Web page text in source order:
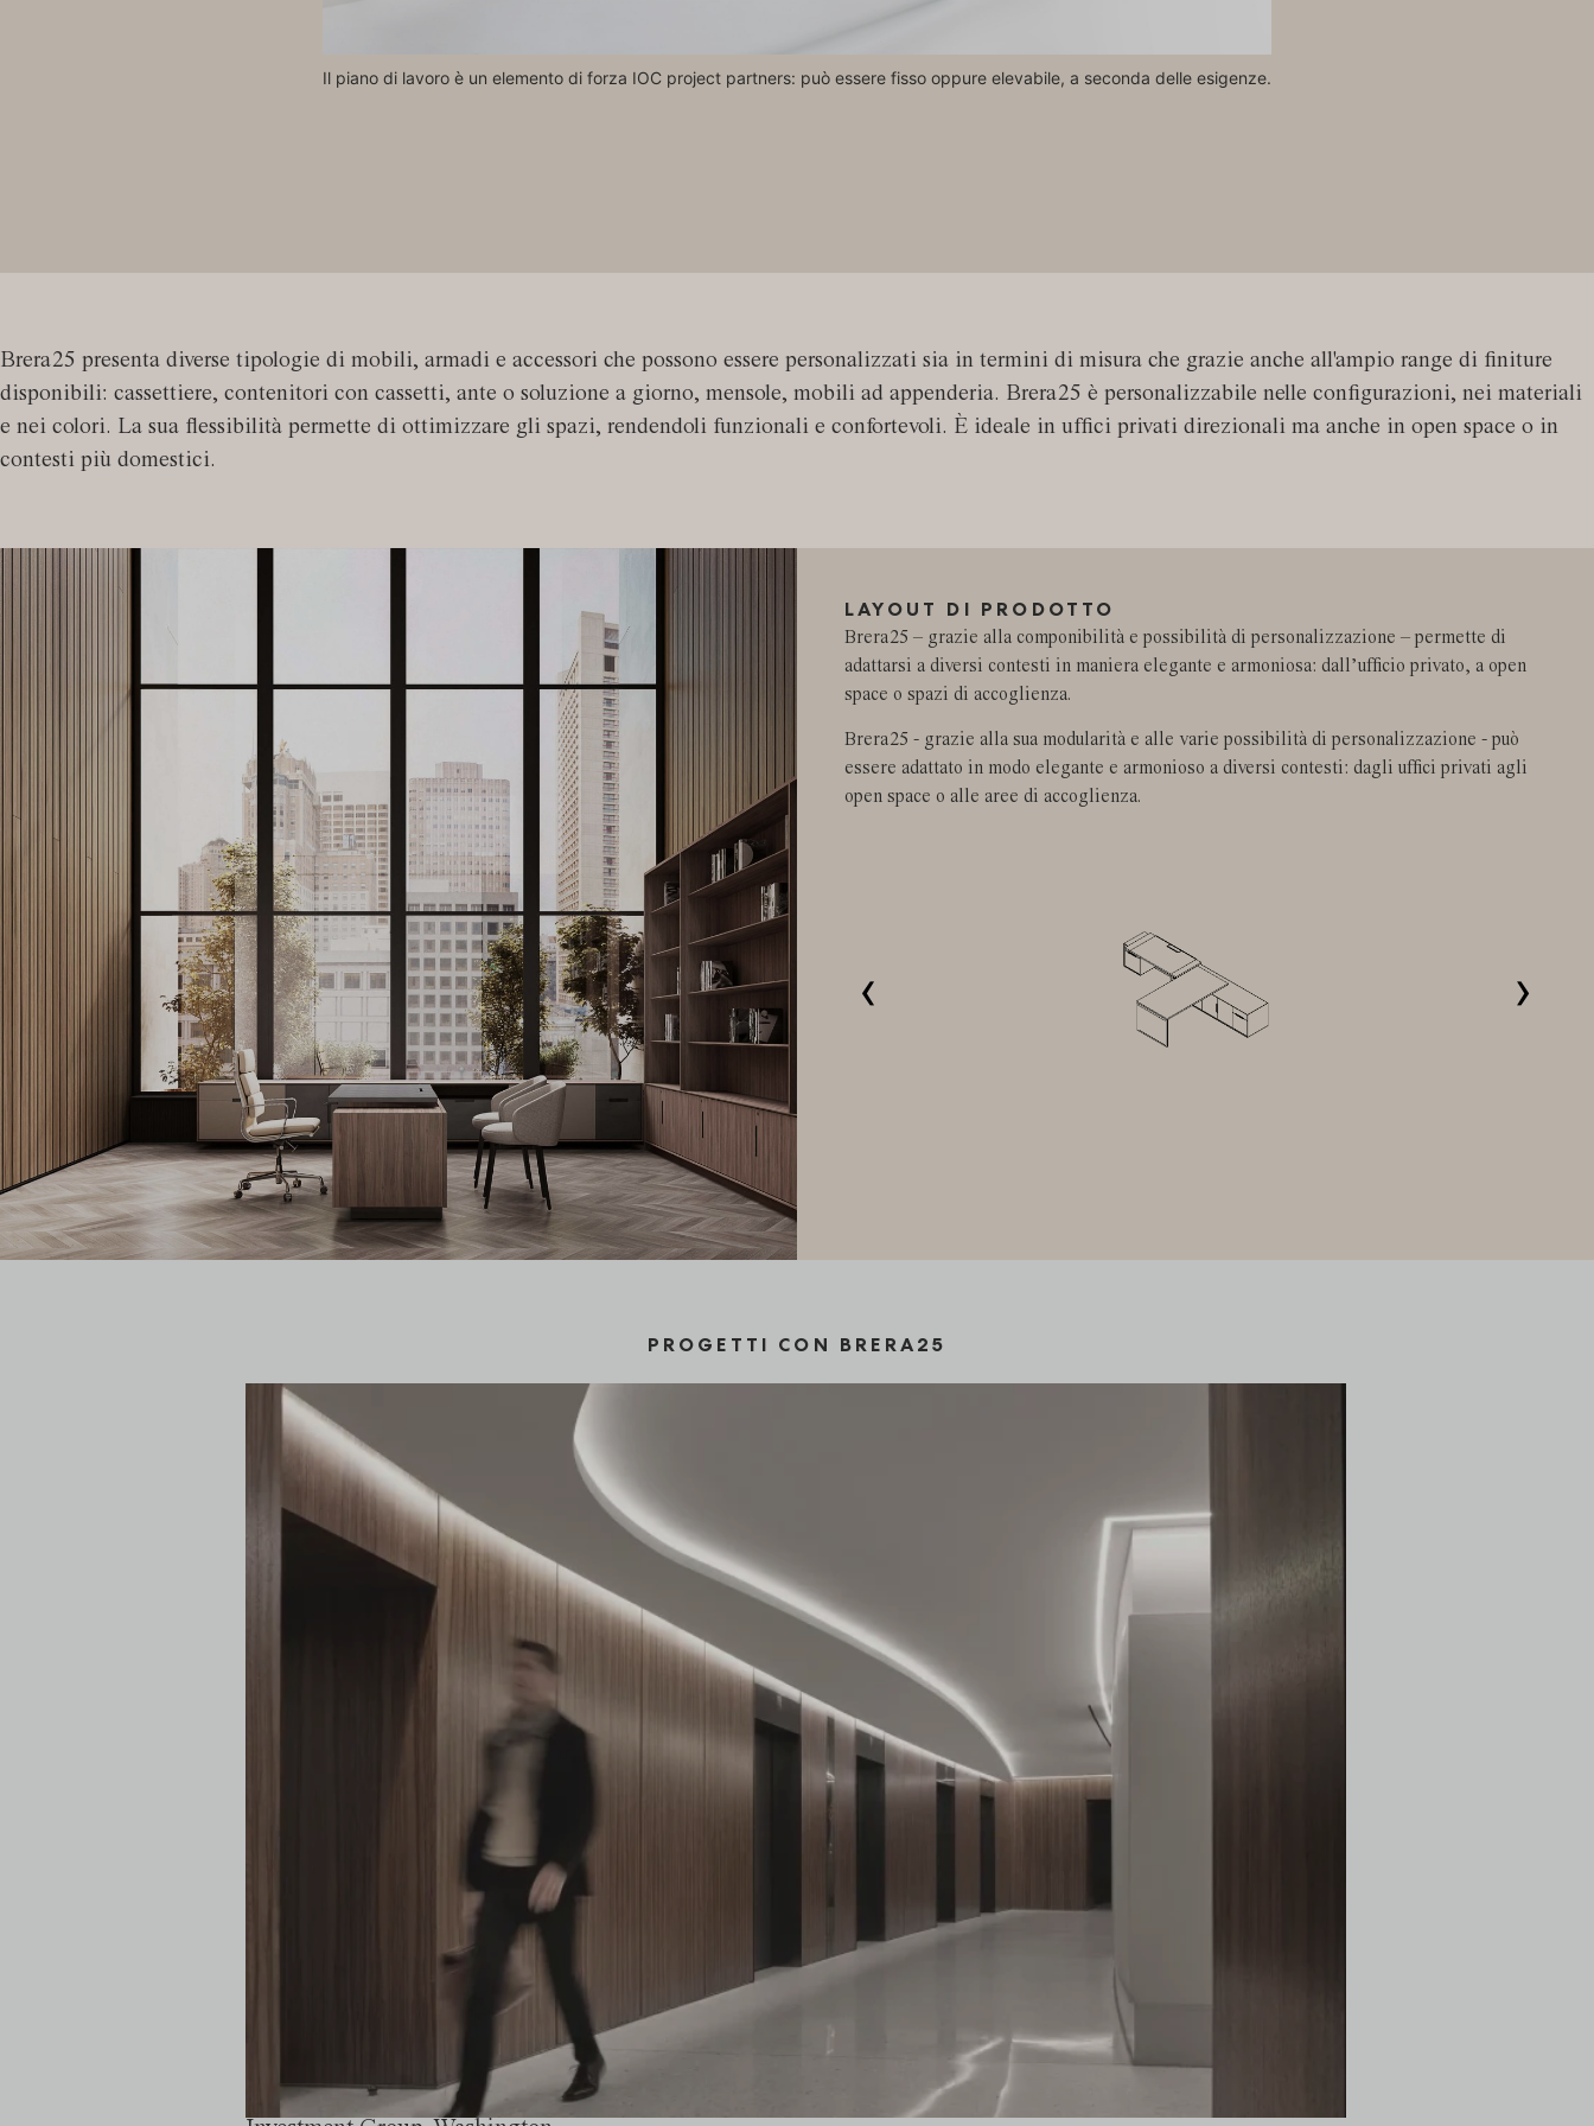
Il piano di lavoro è un elemento di forza IOC project partners: può essere fisso oppure elevabile, a seconda delle esigenze.
Brera25 presenta diverse tipologie di mobili, armadi e accessori che possono essere personalizzati sia in termini di misura che grazie anche all'ampio range di finiture
disponibili: cassettiere, contenitori con cassetti, ante o soluzione a giorno, mensole, mobili ad appenderia. Brera25 è personalizzabile nelle configurazioni, nei materiali
e nei colori. La sua flessibilità permette di ottimizzare gli spazi, rendendoli funzionali e confortevoli. È ideale in uffici privati direzionali ma anche in open space o in
contesti più domestici.
LAYOUT DI PRODOTTO
Brera25 – grazie alla componibilità e possibilità di personalizzazione – permette di
adattarsi a diversi contesti in maniera elegante e armoniosa: dall’ufficio privato, a open
space o spazi di accoglienza.
Brera25 - grazie alla sua modularità e alle varie possibilità di personalizzazione - può
essere adattato in modo elegante e armonioso a diversi contesti: dagli uffici privati agli
open space o alle aree di accoglienza.
‹ ›
PROGETTI CON BRERA25